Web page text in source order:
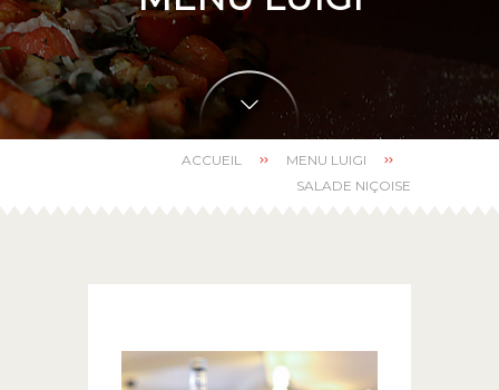
ACCUEIL
MENU LUIGI
SALADE NIÇOISE